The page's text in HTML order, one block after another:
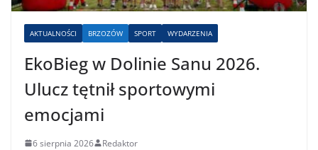
AKTUALNOŚCI BRZOZÓW SPORT WYDARZENIA
EkoBieg w Dolinie Sanu 2026.
Ulucz tętnił sportowymi
emocjami
6 sierpnia 2026 Redaktor